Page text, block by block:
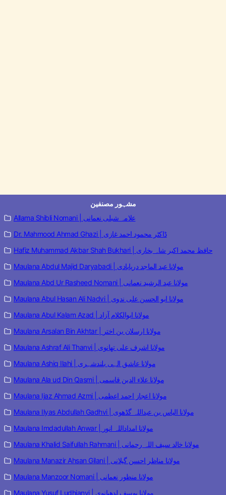
مشہور مصنفین
Allama Shibli Nomani | علامہ شبلی نعمانی
Dr. Mahmood Ahmad Ghazi | ڈاکٹر محمود احمد غازی
Hafiz Muhammad Akbar Shah Bukhari | حافظ محمد اکبر شاہ بخاری
Maulana Abdul Majid Daryabadi | مولانا عبد الماجد دریابادی
Maulana Abd Ur Rasheed Nomani | مولانا عبد الرشید نعمانی
Maulana Abul Hasan Ali Nadvi | مولانا ابو الحسن علی ندوی
Maulana Abul Kalam Azad | مولانا ابوالکلام آزاد
Maulana Arsalan Bin Akhtar | مولانا ارسلان بن اختر
Maulana Ashraf Ali Thanvi | مولانا اشرف علی تھانوی
Maulana Ashiq Ilahi | مولانا عاشق الہی بلندشہری
Maulana Ala ud Din Qasmi | مولانا علاء الدین قاسمی
Maulana Ijaz Ahmad Azmi | مولانا اعجاز احمد اعظمی
Maulana Ilyas Abdullah Gadhvi | مولانا الیاس بن عبداللہ گڈھوی
Maulana Imdadullah Anwar | مولانا امداداللہ انور
Maulana Khalid Saifullah Rahmani | مولانا خالد سیف اللہ رحمانی
Maulana Manazir Ahsan Gilani | مولانا مناظر احسن گیلانی
Maulana Manzoor Nomani | مولانا منظور نعمانی
Maulana Yusuf Ludhianvi | مولانا یوسف لدھیانوی